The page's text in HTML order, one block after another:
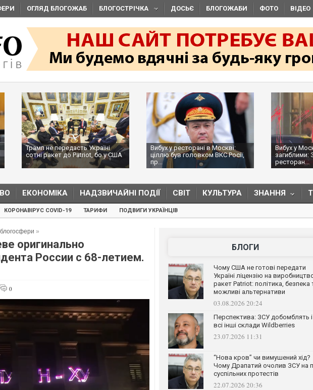
ОГЛЯД БЛОГОЖАБ БЛОГОСТРІЧКА ДОСЬЄ БЛОГОЖАБИ ФОТО ВІДЕО
Трамп не передасть Україні
сотні ракет до Patriot, бо у США
...
Вибух у ресторані в Москві:
ціллю був головком ВКС Росії,
пр...
Вибух у
загиблими:
ресторан...
ЕКОНОМІКА НАДЗВИЧАЙНІ ПОДІЇ СВІТ КУЛЬТУРА ЗНАННЯ
КОРОНАВІРУС COVID-19 ТАРИФИ ПОДВИГИ УКРАЇНЦІВ
»
оригинально
России с 68-летием.
0
БЛОГИ
Чому США не готові передати
Україні ліцензію на
ракет Patriot: політика, безпека
можливі альтернативи
03.08.2026 20:24
Перспектива: ЗСУ добомблять і
всі інші склади Wildberries
23.07.2026 11:31
“Нова кров” чи вимушений хід?
Чому Драпатий очолив ЗСУ на
суспільних протестів
22.07.2026 20:36